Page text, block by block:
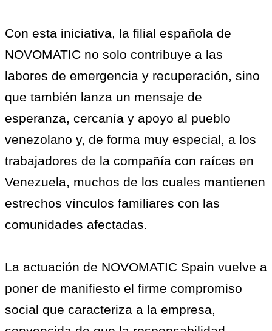
Con esta iniciativa, la filial española de
NOVOMATIC no solo contribuye a las
labores de emergencia y recuperación, sino
que también lanza un mensaje de
esperanza, cercanía y apoyo al pueblo
venezolano y, de forma muy especial, a los
trabajadores de la compañía con raíces en
Venezuela, muchos de los cuales mantienen
estrechos vínculos familiares con las
comunidades afectadas.
La actuación de NOVOMATIC Spain vuelve a
poner de manifiesto el firme compromiso
social que caracteriza a la empresa,